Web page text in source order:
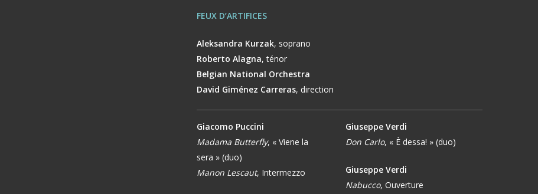
FEUX D’ARTIFICES
Aleksandra Kurzak, soprano
Roberto Alagna,ténor
Belgian National Orchestra
David Giménez Carreras, direction
Giacomo Puccini
Madama Butterfly, « Viene la
sera » (duo)
Manon Lescaut, Intermezzo
Giuseppe Verdi
Don Carlo, « È dessa! » (duo)
Giuseppe Verdi
Nabucco, Ouverture